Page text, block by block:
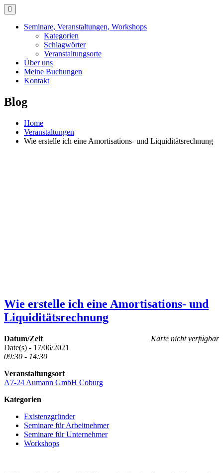
Skip
to
contentSeminare, Veranstaltungen, Workshops
Kategorien
Schlagwörter
Veranstaltungsorte
Über uns
Meine Buchungen
Kontakt
Blog
Home
Veranstaltungen
Wie erstelle ich eine Amortisations- und Liquiditätsrechnung
Wie erstelle ich eine Amortisations- und
Liquiditätsrechnung
Karte nicht verfügbar
Datum/Zeit
Date(s) - 17/06/2021
09:30 - 14:30
Veranstaltungsort
A7-24 Aumann GmbH Coburg
Kategorien
Existenzgründer
Seminare für Arbeitnehmer
Seminare für Unternehmer
Workshops